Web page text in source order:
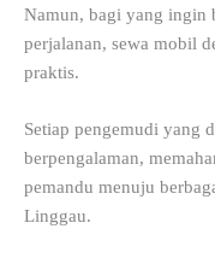
Namun, bagi yang ingin
perjalanan, sewa mobil
praktis.
Setiap pengemudi yang
berpengalaman,
pemandu menuju
Linggau.